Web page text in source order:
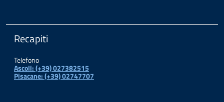
Recapiti
Telefono
Ascoli: (+39) 027382515
Pisacane: (+39) 02747707